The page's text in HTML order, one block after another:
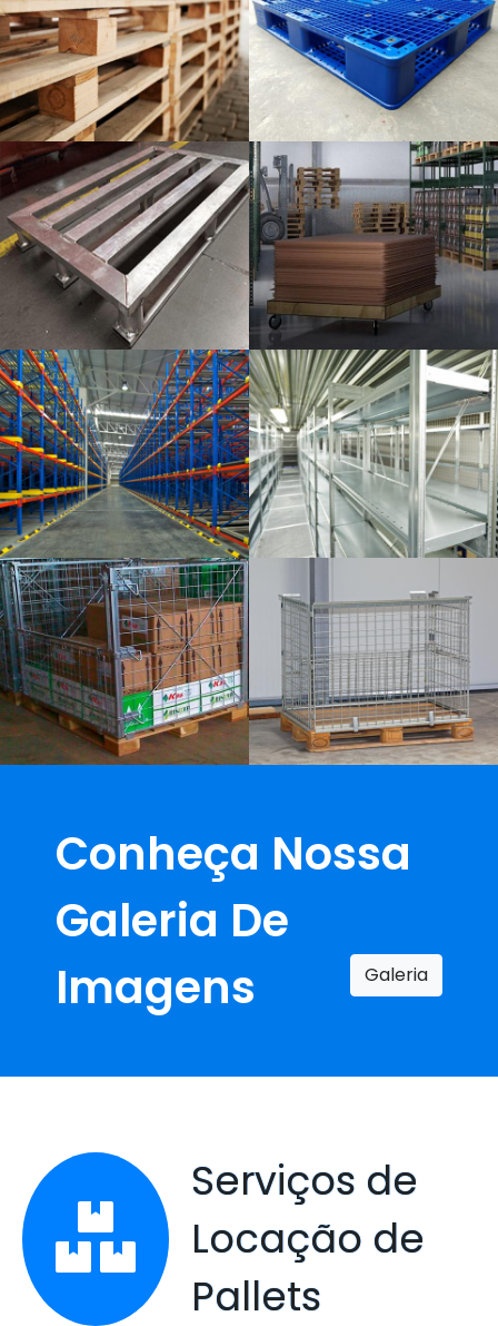
Conheça Nossa
Galeria De
Imagens
Galeria
Serviços de
Locação de
Pallets